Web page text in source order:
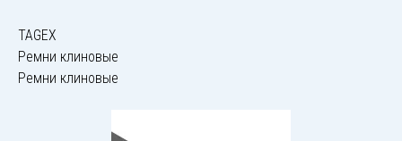
TAGEX
Ремни клиновые
Ремни клиновые